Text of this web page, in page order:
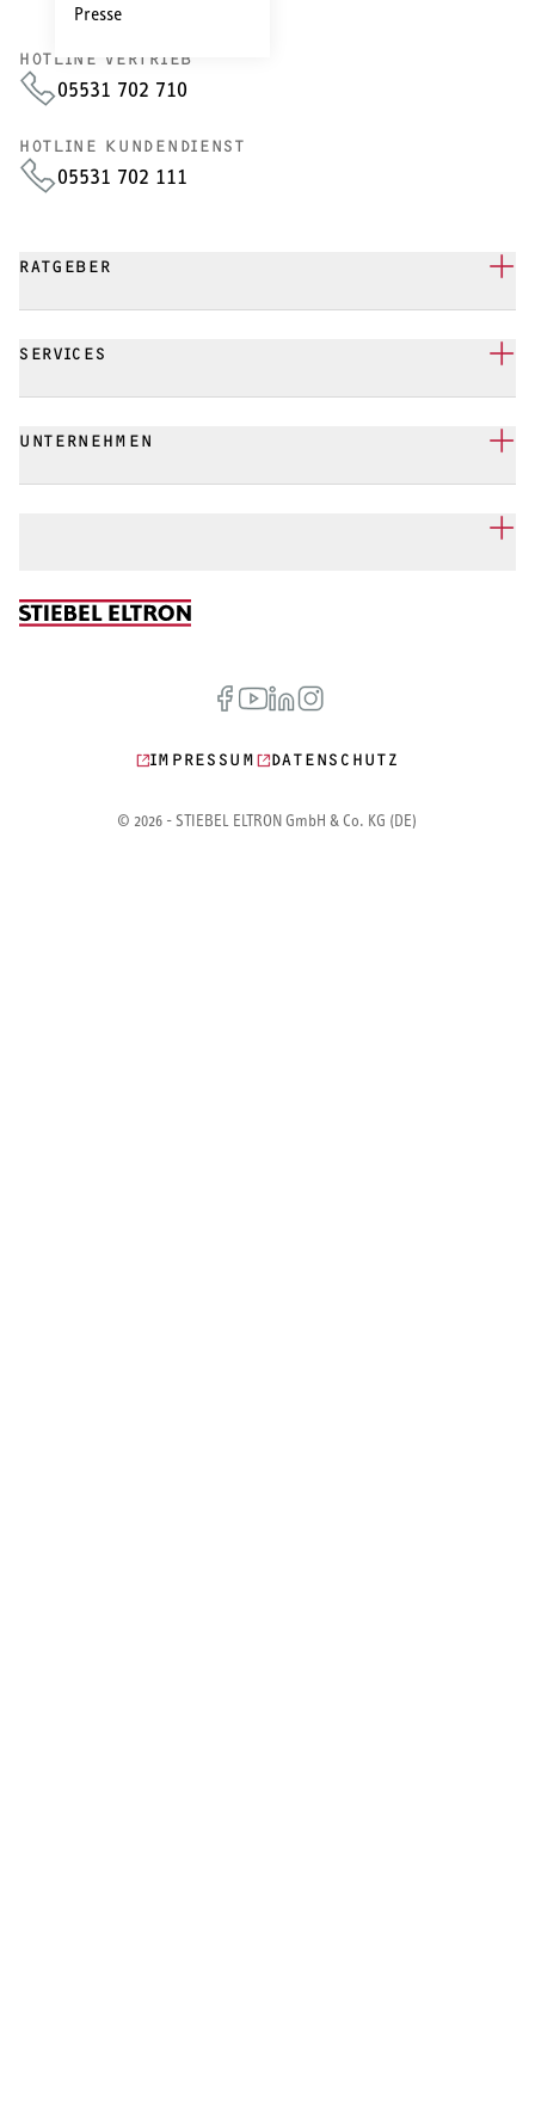
Presse
HOTLINE VERTRIEB
05531 702 710
HOTLINE KUNDENDIENST
05531 702 111
RATGEBER
SERVICES
UNTERNEHMEN
IMPRESSUM DATENSCHUTZ
© 2026 - STIEBEL ELTRON GmbH & Co. KG (DE)